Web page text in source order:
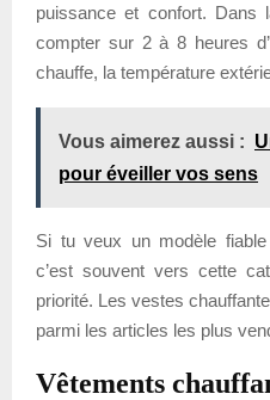
puissance et confort.
compter sur 2 à 8 heures
chauffe, la température
Vous aimerez aussi :
pour éveiller vos sens
Si tu veux un modèle
c’est souvent vers cette
priorité. Les vestes
parmi les articles les plus
Vêtements